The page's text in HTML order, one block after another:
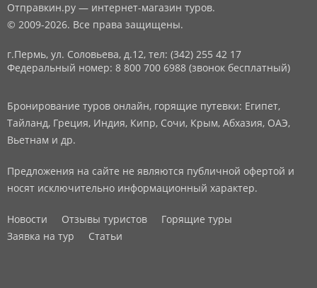
Отправкин.ру — интернет-магазин туров.
© 2009-2026. Все права защищены.
г.Пермь, ул. Соловьева, д.12, тел: (342) 255 42 17
Федеральный номер: 8 800 700 6988 (звонок бесплатный)
Бронирование туров онлайн, горящие путевки: Египет,
Тайланд, Греция, Индия, Кипр, Сочи, Крым, Абхазия, ОАЭ,
Вьетнам и др.
Предложения на сайте не являются публичной офертой и
носят исключительно информационный характер.
Новости Отзывы туристов
Горящие туры
Заявка на тур
Статьи